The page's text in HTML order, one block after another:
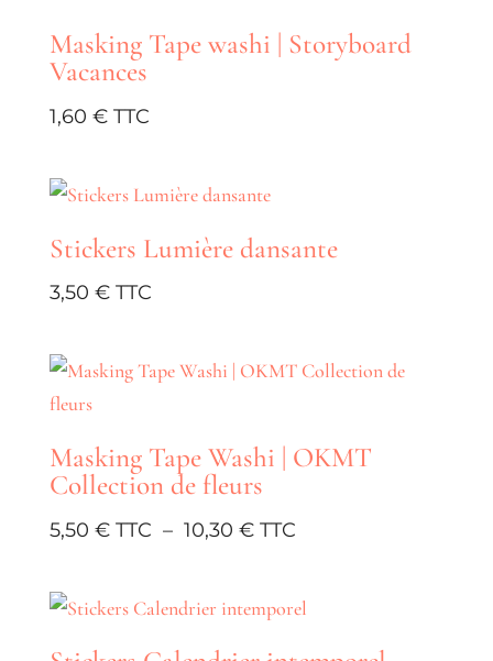
Masking Tape washi | Storyboard
Vacances
1,60 €
Stickers Lumière dansante
3,50 €
Masking Tape Washi | OKMT
Collection de fleurs
5,50 € – 10,30 €
Plage
prix :